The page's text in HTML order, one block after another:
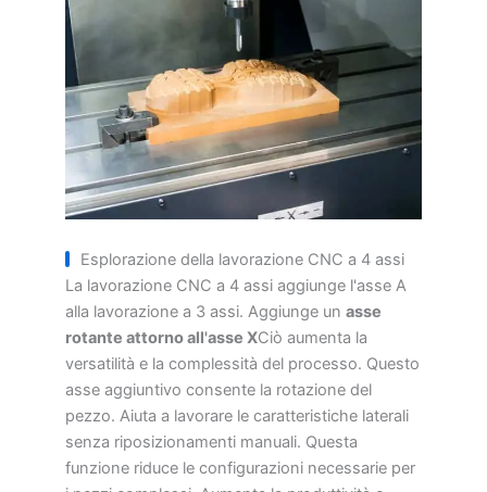
Esplorazione della lavorazione CNC a 4 assi
La lavorazione CNC a 4 assi aggiunge l'asse A
alla lavorazione a 3 assi. Aggiunge un asse
rotante attorno all'asse XCiò aumenta la
versatilità e la complessità del processo. Questo
asse aggiuntivo consente la rotazione del
pezzo. Aiuta a lavorare le caratteristiche laterali
senza riposizionamenti manuali. Questa
funzione riduce le configurazioni necessarie per